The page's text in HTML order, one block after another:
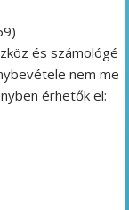
és számológé
nem me
érhetők el: